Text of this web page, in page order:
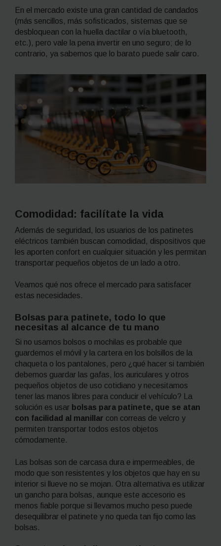
En el mercado existe una gran cantidad de candados
(más sencillos, más sofisticados, sistemas que se
desbloquean con la huella dactilar o vía bluetooth,
etc.), pero vale la pena invertir en uno seguro; de lo
contrario, ya sabemos que lo barato puede salir caro.
Comodidad: facilítate la vida
Además de seguridad, los usuarios de los patinetes
eléctricos también buscan comodidad, dispositivos que
les aporten confort en cualquier situación y les permitan
transportar pequeños objetos de un lado a otro.
Veamos qué nos ofrece el mercado para satisfacer
estas necesidades.
Bolsas para patinete, todo lo que
necesitas al alcance de tu mano
Si no usamos bolsos o mochilas es probable que
guardemos el móvil y la cartera en los bolsillos de la
chaqueta o los pantalones, pero ¿qué hacer si también
debemos guardar las gafas, los auriculares y otros
pequeños objetos de uso cotidiano y necesitamos
tener las manos libres para conducir el vehículo? La
solución es usar bolsas para patinete, que se atan
con facilidad al manillar con correas de velcro y
permiten transportar todos estos objetos
cómodamente.
Las bolsas son de carcasa dura e impermeables, de
modo que son resistentes y los objetos que hay en su
interior si llueve no se mojan. Otra alternativa es utilizar
un gancho para bolsas, aunque este accesorio es
menos fiable porque si llevamos mucho peso puede
desequilibrar el patinete y no queda tan fijo como las
bolsas.